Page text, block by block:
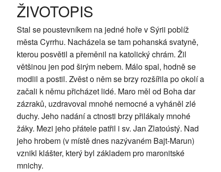
ŽIVOTOPIS
Stal se poustevníkem na jedné hoře v Sýrii poblíž
města Cyrrhu. Nacházela se tam pohanská svatyně,
kterou posvětil a přeměnil na katolický chrám. Žil
většinou jen pod širým nebem. Málo spal, hodně se
modlil a postil. Zvěst o něm se brzy rozšířila po okolí a
začali k němu přicházet lidé. Maro měl od Boha dar
zázraků, uzdravoval mnohé nemocné a vyháněl zlé
duchy. Jeho nadání a ctnosti brzy přilákaly mnohé
žáky. Mezi jeho přátele patřil i sv. Jan Zlatoústý. Nad
jeho hrobem (v místě dnes nazývaném Bajt-Marun)
vznikl klášter, který byl základem pro maronitské
mnichy.